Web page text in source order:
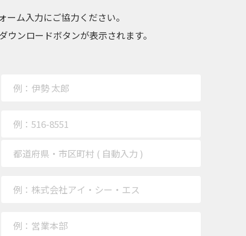
ーム入力にご協力ください。
ウンロードボタンが表示されます。